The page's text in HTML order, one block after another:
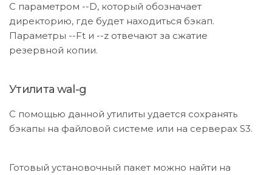
С параметром --D, который обозначает
директорию, где будет находиться бэкап.
Параметры --Ft и --z отвечают за сжатие
резервной копии.
Утилита wal-g
С помощью данной утилиты удается сохранять
бэкапы на файловой системе или на серверах S3.
Готовый установочный пакет можно найти на